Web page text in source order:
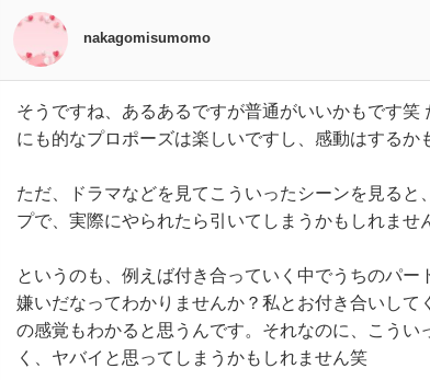
る方
か
ら
プ
ポー
ズ
nakagomisumomo
そう
です
ある
です
が普
いい
かも
です
笑
たし
かに
サプ
そうですね、あるあるですが普通がいいかもです
にも的なプロポーズは楽しいですし、感動はするか
ただ、ドラマなどを見てこういったシーンを見ると
プで、実際にやられたら引いてしまうかもしれませ
というのも、例えば付き合っていく中でうちのパー
嫌いだなってわかりませんか？私とお付き合いし
の感覚もわかると思うんです。それなのに、こう
く、ヤバイと思ってしまうかもしれません笑